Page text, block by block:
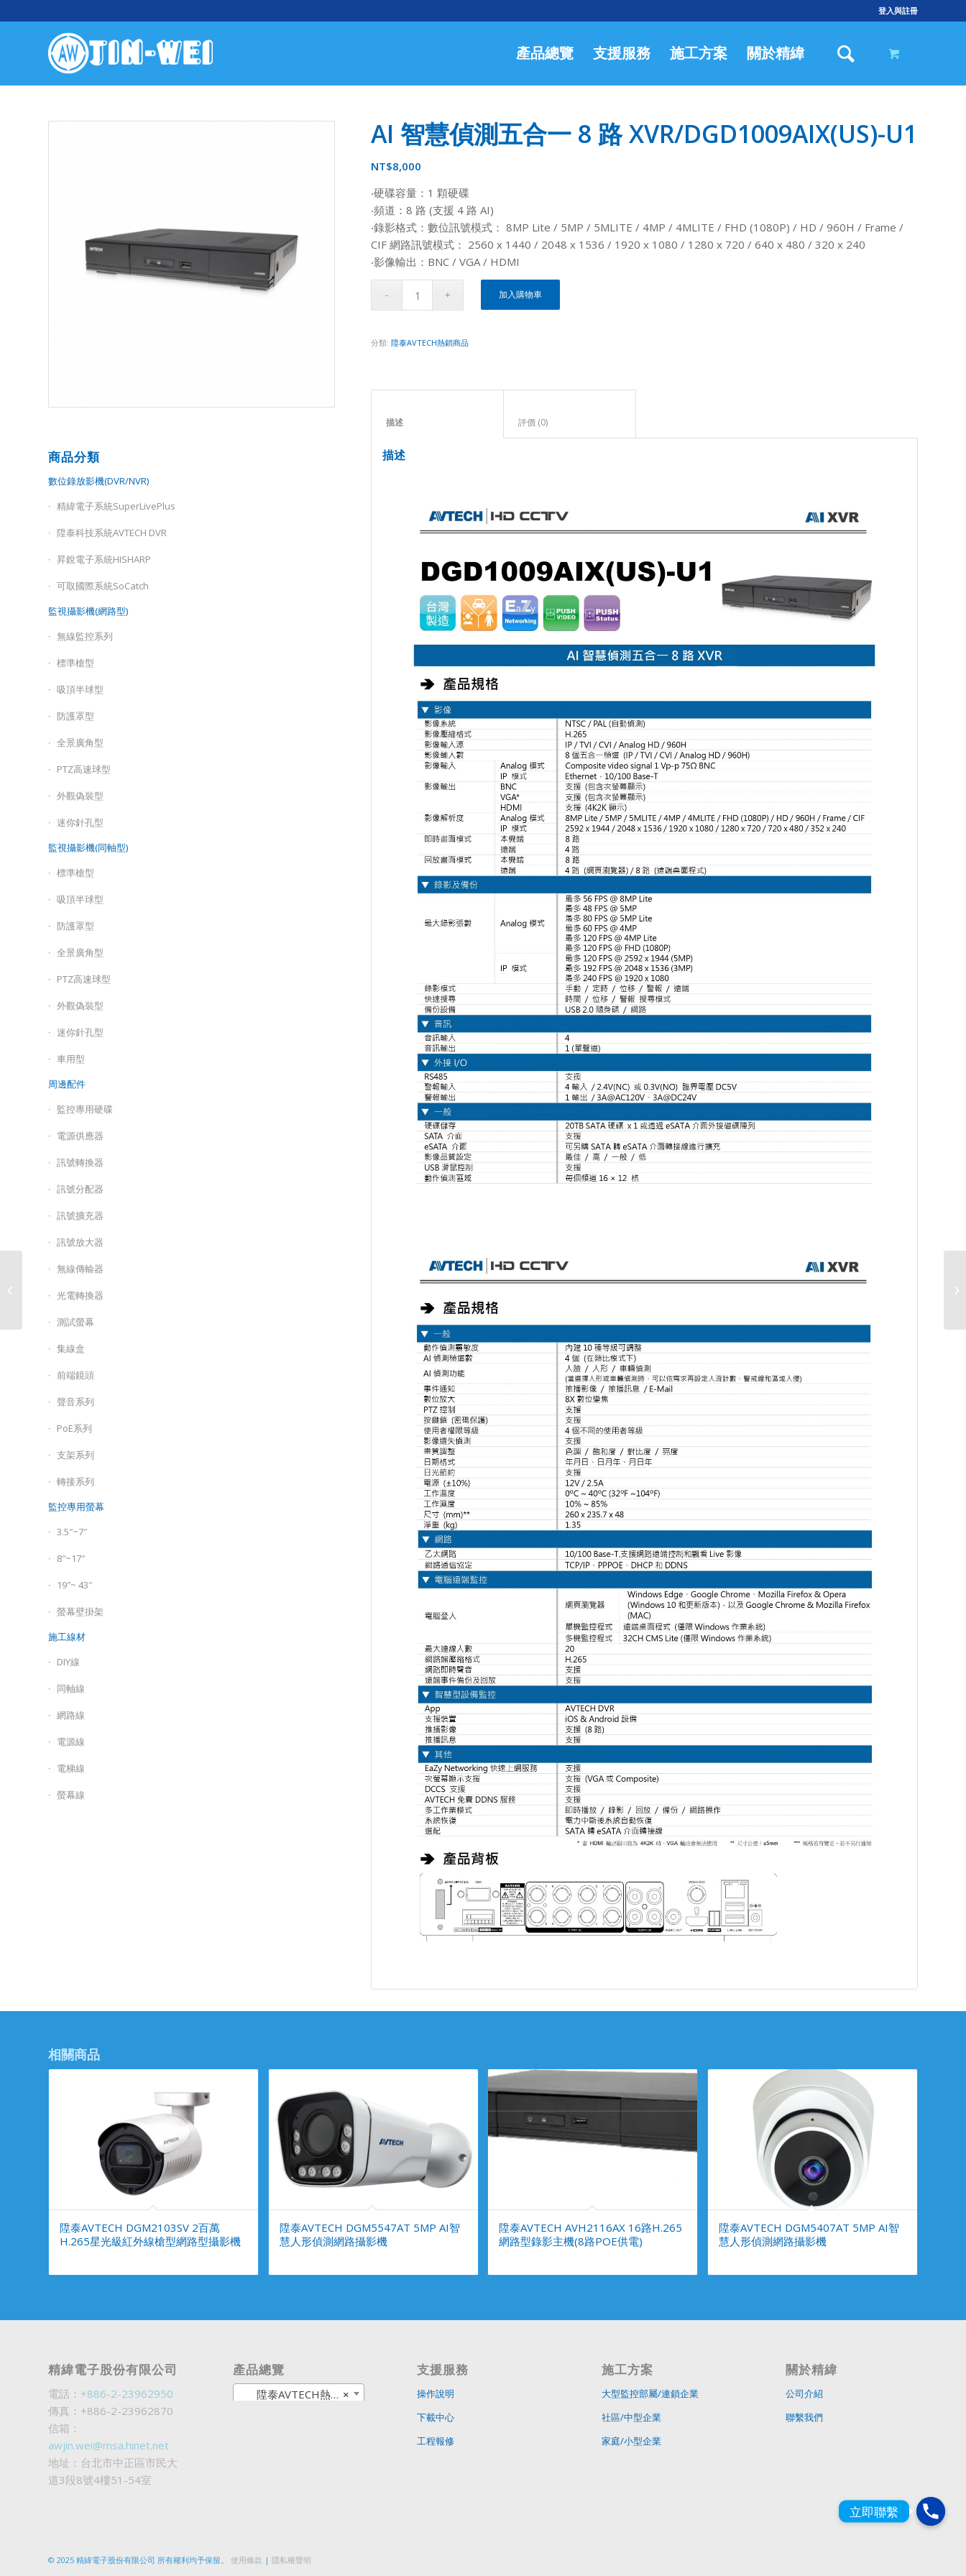
登入與註冊
產品總覽 支援服務 施工方案 關於精緯
商品分類
數位錄放影機(DVR/NVR)
精緯電子系統SuperLivePlus
陞泰科技系統AVTECH DVR
昇銳電子系統HISHARP
可取國際系統SoCatch
監視攝影機(網路型)
無線監控系列
標準槍型
吸頂半球型
防護罩型
全景廣角型
PTZ高速球型
外觀偽裝型
迷你針孔型
監視攝影機(同軸型)
標準槍型
吸頂半球型
防護罩型
全景廣角型
PTZ高速球型
外觀偽裝型
迷你針孔型
車用型
周邊配件
監控專用硬碟
電源供應器
訊號轉換器
訊號分配器
訊號擴充器
訊號放大器
無線傳輸器
光電轉換器
測試螢幕
集線盒
前端鏡頭
聲音系列
PoE系列
支架系列
轉接系列
監控專用螢幕
3.5″~7″
8″~17″
19″~ 43″
螢幕壁掛架
施工線材
DIY線
同軸線
網路線
電源線
電梯線
螢幕線
AI 智慧偵測五合一 8 路 XVR/DGD1009AIX(US)-U1
NT$8,000
‧硬碟容量：1 顆硬碟
‧頻道：8 路 (支援 4 路 AI)
‧錄影格式：數位訊號模式： 8MP Lite / 5MP / 5MLITE / 4MP / 4MLITE / FHD (1080P) / HD / 960H / Frame /
CIF 網路訊號模式： 2560 x 1440 / 2048 x 1536 / 1920 x 1080 / 1280 x 720 / 640 x 480 / 320 x 240
‧影像輸出：BNC / VGA / HDMI
加入購物車
分類:陞泰AVTECH熱銷商品
描述
相關商品
陞泰AVTECH DGM2103SV 2百萬
H.265星光級紅外線槍型網路型攝影機
陞泰AVTECH DGM5547AT 5MP AI智
慧人形偵測網路攝影機
陞泰AVTECH AVH2116AX 16路H.265
網路型錄影主機(8路POE供電)
陞泰AVTECH DGM5407AT 5MP AI智
慧人形偵測網路攝影機
精緯電子股份有限公司
電話： +886-2-23962950
傳真：+886-2-23962870
信箱：
awjin.wei@msa.hinet.net
地址：台北市中正區市民大
道3段8號4樓51-54室
產品總覽
×
陞泰AVTECH熱銷商品
支援服務
操作說明
下載中心
工程報修
施工方案
大型監控部屬/連鎖企業
社區/中型企業
家庭/小型企業
關於精緯
公司介紹
聯繫我們
© 2025 精緯電子股份有限公司 所有權利均予保留。 使用條款 | 隱私權聲明
AI 智慧偵測五合一 4 路
XVR/DGD1005AIX(US)-